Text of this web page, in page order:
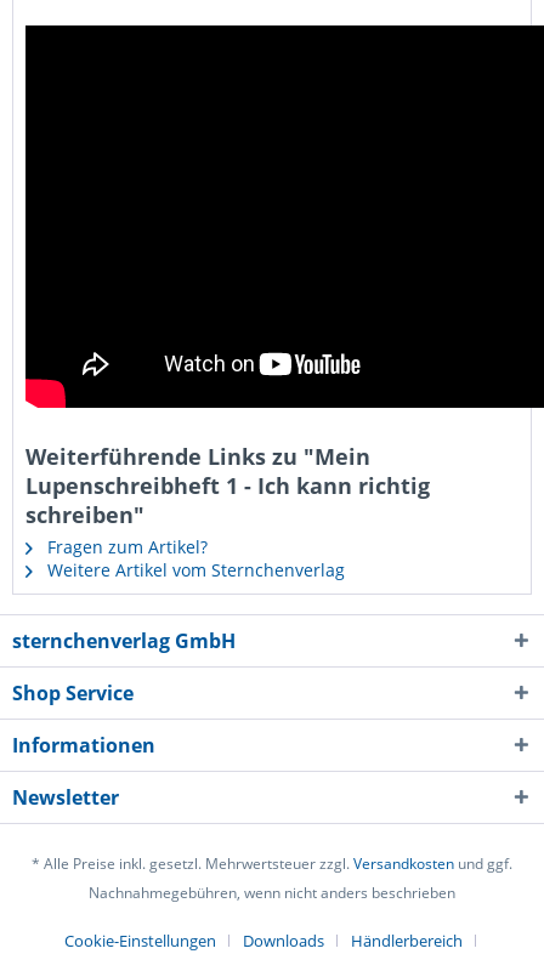
Weiterführende Links zu "Mein
Lupenschreibheft 1 - Ich kann richtig
schreiben"
Fragen zum Artikel?
Weitere Artikel vom Sternchenverlag
sternchenverlag GmbH
Shop Service
Informationen
Newsletter
* Alle Preise inkl. gesetzl. Mehrwertsteuer zzgl.Versandkosten und ggf.
Nachnahmegebühren, wenn nicht anders beschrieben
Cookie-Einstellungen Downloads
Händlerbereich